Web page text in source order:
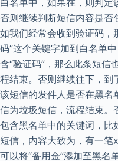
白名单中，如果在，则判定
否则继续判断短信内容是否
如我们经常会收到验证码，
码”这个关键字加到白名单
含“验证码”，那么此条短信
程结束。否则继续往下，到
该短信的发件人是否在黑名
信为垃圾短信，流程结束。
包含黑名单中的关键词，比
短信，内容大致为，有一
可以将“备用金”添加至黑名